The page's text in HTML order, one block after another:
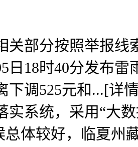
部分按照举报线
日18时40分发布
下调525元和...[详
系统，采用“大
体较好，临夏州